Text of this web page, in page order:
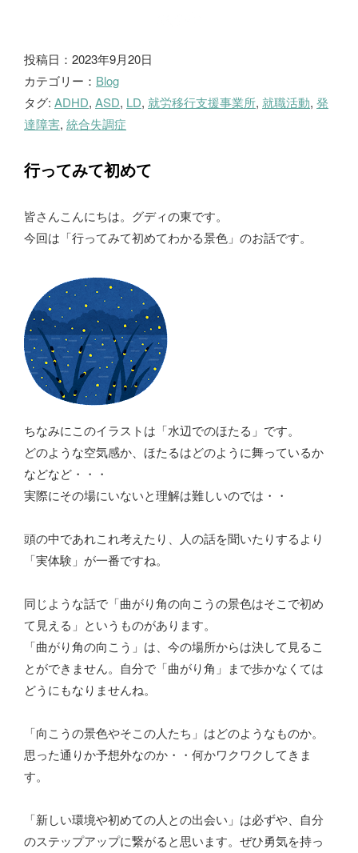
ブ
ロ
グ
投稿日：2023年9月20日
カテゴリー： Blog
タグ: ADHD, ASD, LD, 就労移行支援事業所, 就職活動, 発
達障害, 統合失調症
行ってみて初めて
皆さんこんにちは。グディの東です。
今回は「行ってみて初めてわかる景色」のお話です。
ちなみにこのイラストは「水辺でのほたる」です。
どのような空気感か、ほたるはどのように舞っているか
などなど・・・
実際にその場にいないと理解は難しいのでは・・
頭の中であれこれ考えたり、人の話を聞いたりするより
「実体験」が一番ですね。
同じような話で「曲がり角の向こうの景色はそこで初め
て見える」というものがあります。
「曲がり角の向こう」は、今の場所からは決して見るこ
とができません。自分で「曲がり角」まで歩かなくては
どうにもなりませんね。
「向こうの景色やそこの人たち」はどのようなものか。
思った通りか予想外なのか・・何かワクワクしてきま
す。
「新しい環境や初めての人との出会い」は必ずや、自分
のステップアップに繋がると思います。ぜひ勇気を持っ